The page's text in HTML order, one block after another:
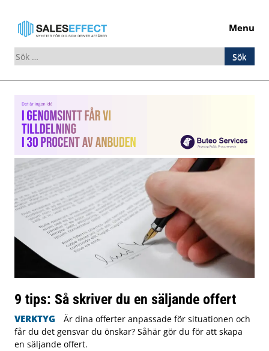
Menu
Sök
efter:
Skip
to
content
9 tips: Så skriver du en säljande offert
VERKTYG
Är dina offerter anpassade för situationen och
får du det gensvar du önskar? Såhär gör du för att skapa
en säljande offert.